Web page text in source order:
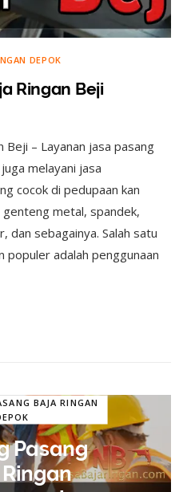
DEPOK
Ringan Beji
Beji – Layanan jasa pasang
melayani jasa
cocok di pedupaan kan
metal, spandek,
sebagainya. Salah satu
populer adalah penggunaan
BAJA RINGAN
Pasang